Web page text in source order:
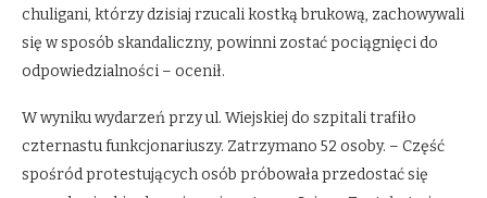
chuligani, którzy dzisiaj rzucali kostką brukową, zachowywali
się w sposób skandaliczny, powinni zostać pociągnięci do
odpowiedzialności – ocenił.
W wyniku wydarzeń przy ul. Wiejskiej do szpitali trafiło
czternastu funkcjonariuszy. Zatrzymano 52 osoby. – Część
spośród protestujących osób próbowała przedostać się